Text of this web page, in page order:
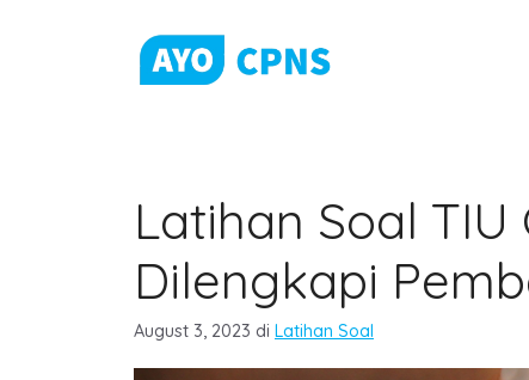
Latihan Soal TIU
Dilengkapi
August 3, 2023 di Categories
Latihan Soal